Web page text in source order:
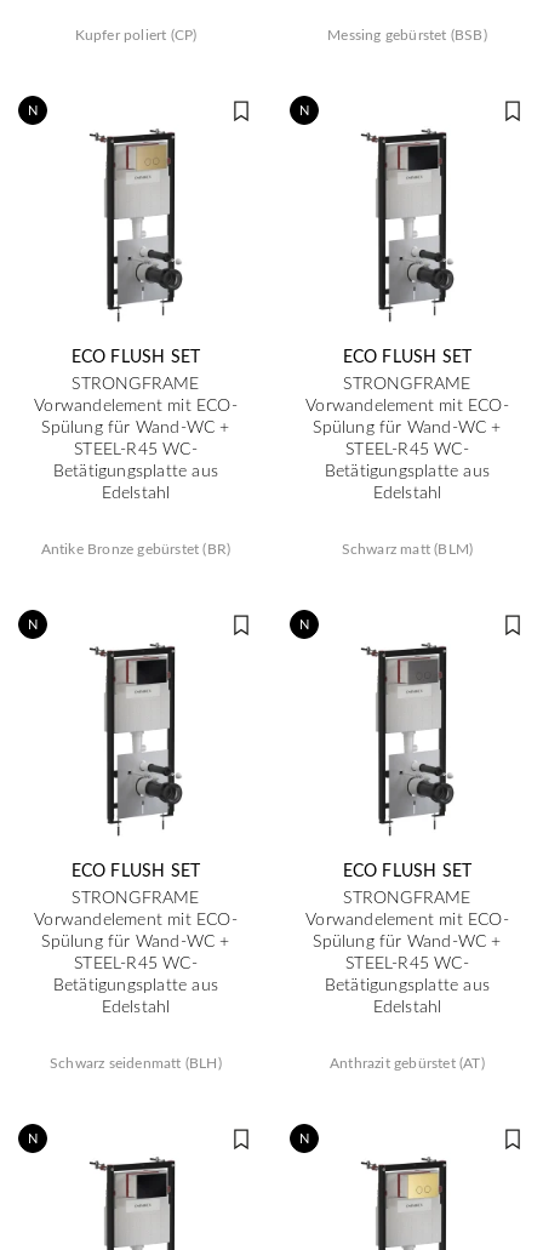
Kupfer poliert (CP) Messing gebürstet (BSB)
N
ECO FLUSH SET
STRONGFRAME
Vorwandelement mit ECO-
Spülung für Wand-WC +
STEEL-R45 WC-
Betätigungsplatte aus
Edelstahl
Antike Bronze gebürstet (BR)
N
ECO FLUSH SET
STRONGFRAME
Vorwandelement mit ECO-
Spülung für Wand-WC +
STEEL-R45 WC-
Betätigungsplatte aus
Edelstahl
Schwarz matt (BLM)
N
ECO FLUSH SET
STRONGFRAME
Vorwandelement mit ECO-
Spülung für Wand-WC +
STEEL-R45 WC-
Betätigungsplatte aus
Edelstahl
Schwarz seidenmatt (BLH)
N
ECO FLUSH SET
STRONGFRAME
Vorwandelement mit ECO-
Spülung für Wand-WC +
STEEL-R45 WC-
Betätigungsplatte aus
Edelstahl
Anthrazit gebürstet (AT)
N N